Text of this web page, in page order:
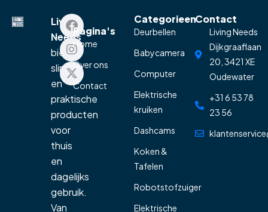
Living
Needs
biedt
slimme
en
praktische
producten
voor
thuis
en
dagelijks
gebruik.
Van
Pagina's
Home
Over ons
Contact
Categorieen
Deurbellen
Babycamera
Computer
Elektrische
kruiken
Dashcams
Koken &
Tafelen
Robotstofzuiger
Elektrische
Contact
Living Needs
Dijkgraaflaan
20, 3421 XE
Oudewater
+31 6 53 78
23 56